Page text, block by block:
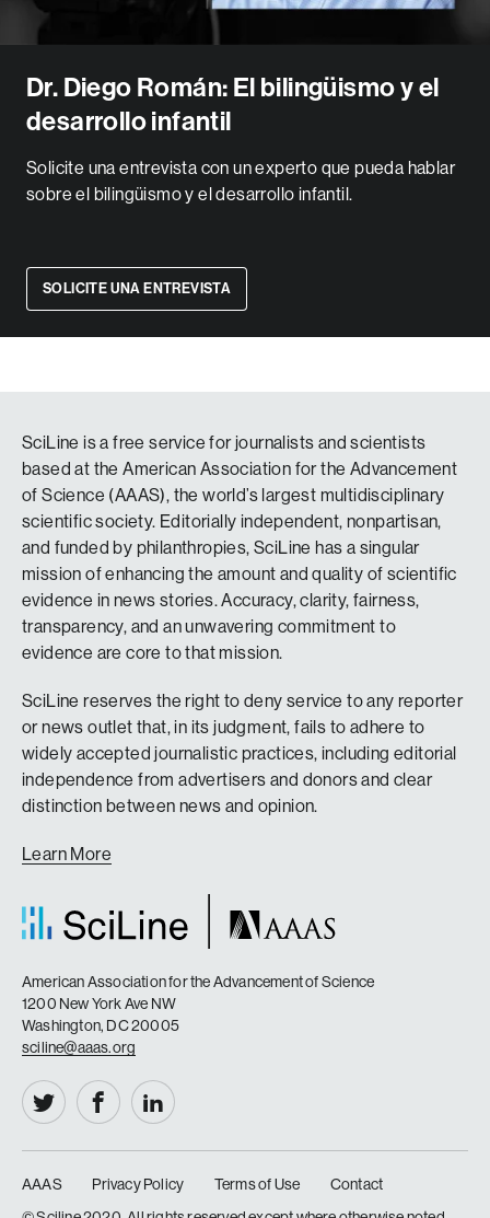
Dr. Diego Román: El bilingüismo y el
desarrollo infantil
Solicite una entrevista con un experto que pueda hablar
sobre el bilingüismo y el desarrollo infantil.
SOLICITE UNA ENTREVISTA
SciLine is a free service for journalists and scientists
based at the American Association for the Advancement
of Science (AAAS), the world’s largest multidisciplinary
scientific society. Editorially independent, nonpartisan,
and funded by philanthropies, SciLine has a singular
mission of enhancing the amount and quality of scientific
evidence in news stories. Accuracy, clarity, fairness,
transparency, and an unwavering commitment to
evidence are core to that mission.
SciLine reserves the right to deny service to any reporter
or news outlet that, in its judgment, fails to adhere to
widely accepted journalistic practices, including editorial
independence from advertisers and donors and clear
distinction between news and opinion.
Learn More
American Association for the Advancement of Science
1200 New York Ave NW
Washington, DC 20005
sciline@aaas.org
AAAS Privacy Policy Terms of Use
Contact